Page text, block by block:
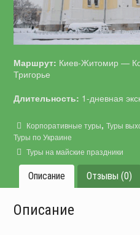
Маршрут: Киев-Житомир —
Тригорье
Длительность: 1-дневная
Корпоративные туры,Туры
Туры по Украине
Туры на майские праздники
Описание Отзывы (0)
Описание